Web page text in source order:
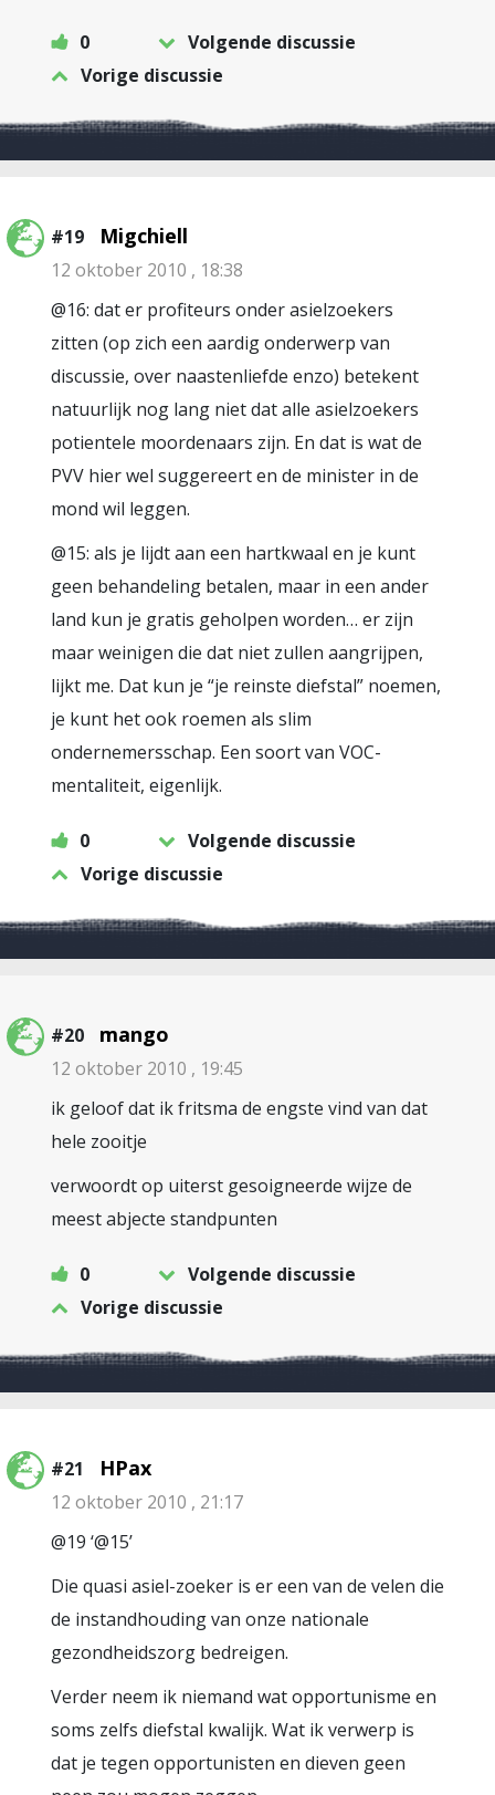
0
Volgende discussie
Vorige discussie
#19 Migchiell
12 oktober 2010 , 18:38
@16: dat er profiteurs onder asielzoekers
zitten (op zich een aardig onderwerp van
discussie, over naastenliefde enzo) betekent
natuurlijk nog lang niet dat alle asielzoekers
potientele moordenaars zijn. En dat is wat de
PVV hier wel suggereert en de minister in de
mond wil leggen.
@15: als je lijdt aan een hartkwaal en je kunt
geen behandeling betalen, maar in een ander
land kun je gratis geholpen worden… er zijn
maar weinigen die dat niet zullen aangrijpen,
lijkt me. Dat kun je “je reinste diefstal” noemen,
je kunt het ook roemen als slim
ondernemersschap. Een soort van VOC-
mentaliteit, eigenlijk.
0
Volgende discussie
Vorige discussie
#20 mango
12 oktober 2010 , 19:45
ik geloof dat ik fritsma de engste vind van dat
hele zooitje
verwoordt op uiterst gesoigneerde wijze de
meest abjecte standpunten
0
Volgende discussie
Vorige discussie
#21 HPax
12 oktober 2010 , 21:17
@19 ‘@15’
Die quasi asiel-zoeker is er een van de velen die
de instandhouding van onze nationale
gezondheidszorg bedreigen.
Verder neem ik niemand wat opportunisme en
soms zelfs diefstal kwalijk. Wat ik verwerp is
dat je tegen opportunisten en dieven geen